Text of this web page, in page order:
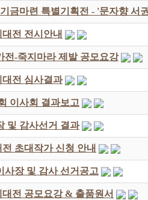
금마련 특별기획전 - '문자향 서
전 전시안내
전-죽지마라 제발 공모요강
전 심사결과
이사회 결과보고
및 감사선거 결과
초대작가 신청 안내
사장 및 감사 선거공고
전 공모요강 & 출품원서